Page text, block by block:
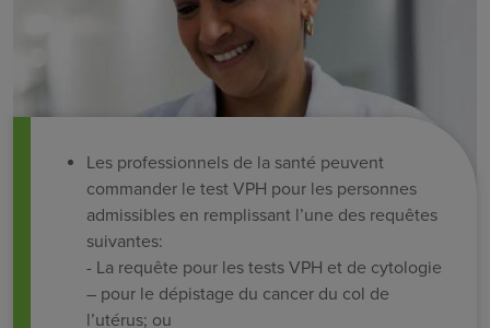
Les professionnels de la santé peuvent
commander le test VPH pour les personnes
admissibles en remplissant l’une des requêtes
suivantes:
- La requête pour les tests VPH et de cytologie
– pour le dépistage du cancer du col de
l’utérus; ou